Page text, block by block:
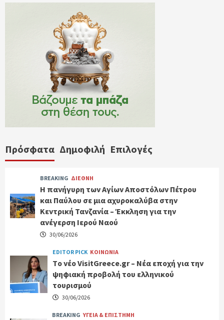
Πρόσφατα Δημοφιλή Επιλογές
BREAKING ΔΙΕΘΝΗ
Η πανήγυρη των Αγίων Αποστόλων Πέτρου
και Παύλου σε μια αχυροκαλύβα στην
Κεντρική Τανζανία – Έκκληση για την
ανέγερση Ιερού Ναού
30/06/2026
EDITOR PICK ΚΟΙΝΩΝΙΑ
Tο νέο VisitGreece.gr – Νέα εποχή για την
ψηφιακή προβολή του ελληνικού
τουρισμού
30/06/2026
BREAKING ΥΓΕΙΑ & ΕΠΙΣΤΗΜΗ